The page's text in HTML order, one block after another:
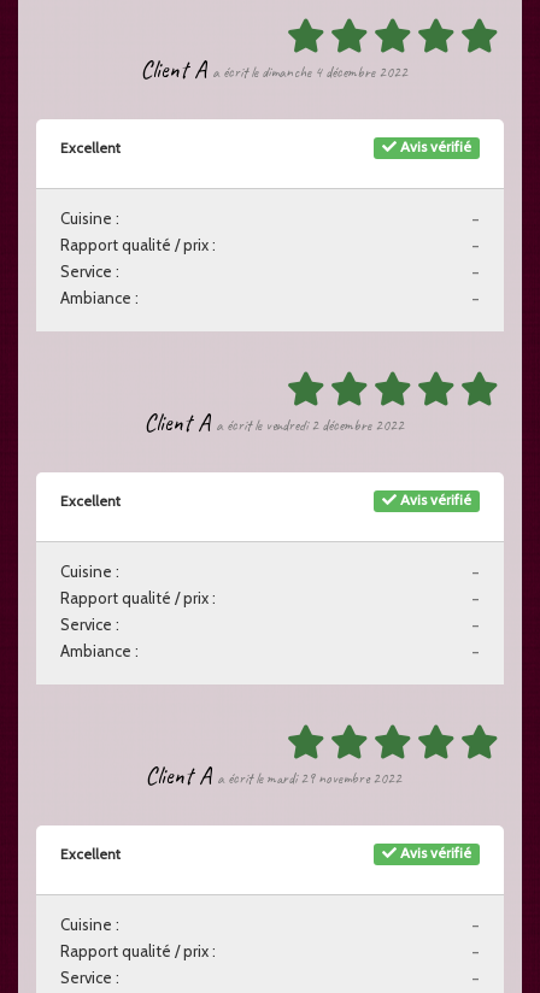
Client A a écrit le dimanche 4 décembre 2022
Avis vérifié
Excellent
-
Cuisine :
-
Rapport qualité / prix :
-
Service :
-
Ambiance :
Client A a écrit le vendredi 2 décembre 2022
Avis vérifié
Excellent
-
Cuisine :
-
Rapport qualité / prix :
-
Service :
-
Ambiance :
Client A a écrit le mardi 29 novembre 2022
Avis vérifié
Excellent
-
Cuisine :
-
Rapport qualité / prix :
-
Service :